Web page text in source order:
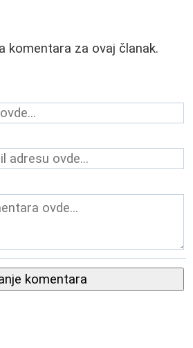
komentara za ovaj članak.
komentara